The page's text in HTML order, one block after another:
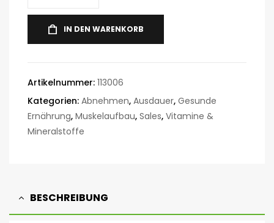
IN DEN WARENKORB
Artikelnummer: 113006
Kategorien: Abnehmen, Ausdauer, Gesunde
Ernährung, Muskelaufbau, Sales, Vitamine &
Mineralstoffe
BESCHREIBUNG